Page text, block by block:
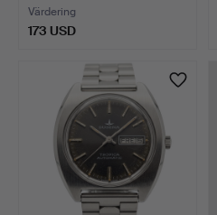
Värdering
173 USD